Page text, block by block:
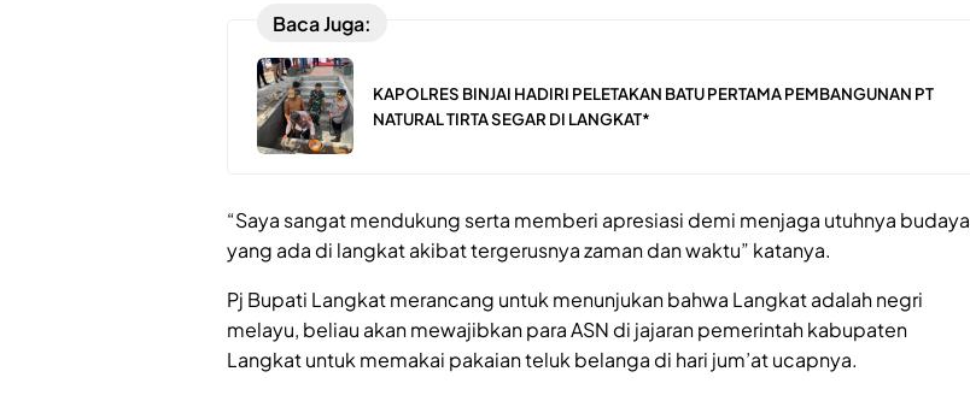
Baca Juga:
KAPOLRES BINJAI HADIRI PELETAKAN BATU PERTAMA PEMBANGUNAN PT
NATURAL TIRTA SEGAR DI LANGKAT*
“Saya sangat mendukung serta memberi apresiasi demi menjaga utuhnya budaya
yang ada di langkat akibat tergerusnya zaman dan waktu” katanya.
Pj Bupati Langkat merancang untuk menunjukan bahwa Langkat adalah negri
melayu, beliau akan mewajibkan para ASN di jajaran pemerintah kabupaten
Langkat untuk memakai pakaian teluk belanga di hari jum’at ucapnya.